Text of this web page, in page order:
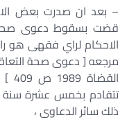
– بعد ان صدرت بعض
قضت بسقوط دعوى صحة
الاحكام لراي فقهى هو
مرجعه [ دعوى صحة
تتقادم بخمس عشرة سنة
ذلك سائر الدعاوى ،